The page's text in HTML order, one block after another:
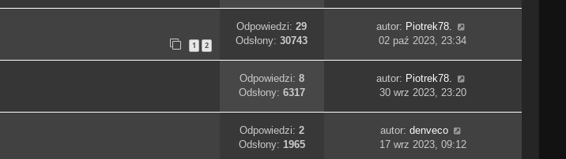
1 2
Odpowiedzi:29
Odsłony:30743
autor: Piotrek78.
02 paź 2023, 23:34
Odpowiedzi: 8
Odsłony: 6317
autor: Piotrek78.
30 wrz 2023, 23:20
Odpowiedzi: 2
Odsłony: 1965
autor: denveco
17 wrz 2023, 09:12